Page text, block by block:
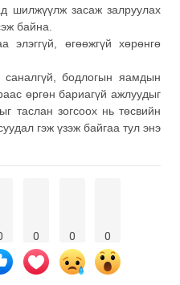
шилжүүлж засаж залруулах
байна.
элэггүй, өгөөжгүй хөрөнгө
бодлогын яамдын
өргөн бариагүй ажлуудыг
таслан зогсоох нь төсвийн
гэж үзэж байгаа тул энэ
0 0 0